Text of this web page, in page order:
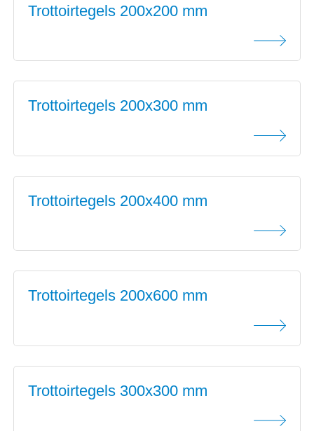
Trottoirtegels 200x200 mm
Trottoirtegels 200x300 mm
Trottoirtegels 200x400 mm
Trottoirtegels 200x600 mm
Trottoirtegels 300x300 mm